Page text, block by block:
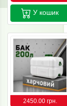
У кошик
2450.00 грн.